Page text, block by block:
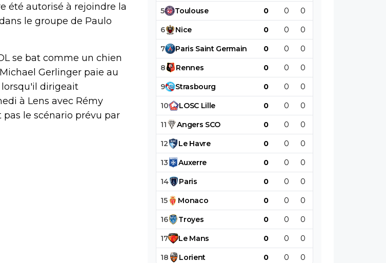
été autorisé à rejoindre la
le groupe de Paulo
se bat comme un chien
Gerlinger paie au
dirigeait
à Lens avec Rémy
le scénario prévu par
5 Toulouse 0 0 0
6 Nice 0 0 0
7 Paris Saint Germain 0 0 0
8 Rennes 0 0 0
9 Strasbourg 0 0 0
10 LOSC Lille 0 0 0
11 Angers SCO 0 0 0
12 Le Havre 0 0 0
13 Auxerre 0 0 0
14 Paris 0 0 0
15 Monaco 0 0 0
16 Troyes 0 0 0
17 Le Mans 0 0 0
18 Lorient 0 0 0